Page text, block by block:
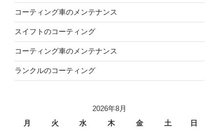
コーティング車のメンテナンス
スイフトのコーティング
コーティング車のメンテナンス
ランクルのコーティング
2026年8月
月
火 水 木 金 土 日